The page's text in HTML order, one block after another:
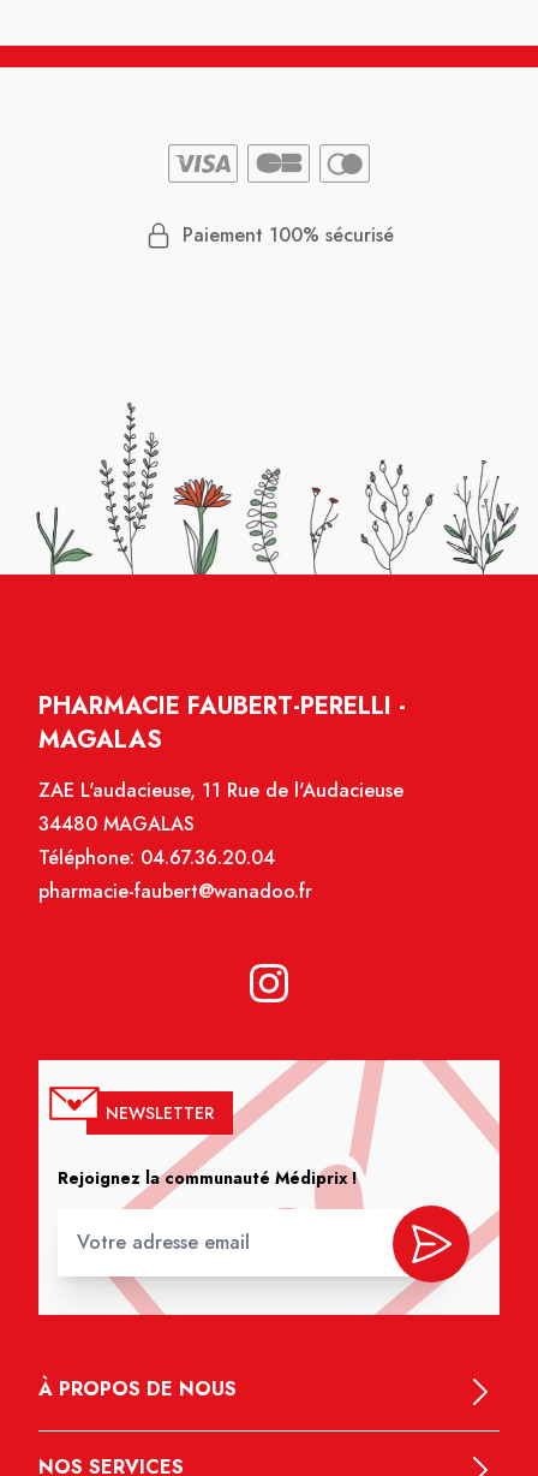
Paiement 100% sécurisé
PHARMACIE FAUBERT-PERELLI -
MAGALAS
ZAE L'audacieuse, 11 Rue de l'Audacieuse
34480 MAGALAS
Téléphone: 04.67.36.20.04
pharmacie-faubert@wanadoo.fr
NEWSLETTER
Rejoignez la communauté Médiprix !
À PROPOS DE NOUS
NOS SERVICES